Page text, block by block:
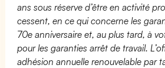
ans sous réserve d’être en activité
cessent, en ce qui concerne les
70e anniversaire et, au plus tard, à
pour les garanties arrêt de travail.
adhésion annuelle renouvelable par